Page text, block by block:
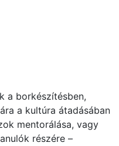
a borkészítésben,
a kultúra átadásában
mentorálása, vagy
részére –